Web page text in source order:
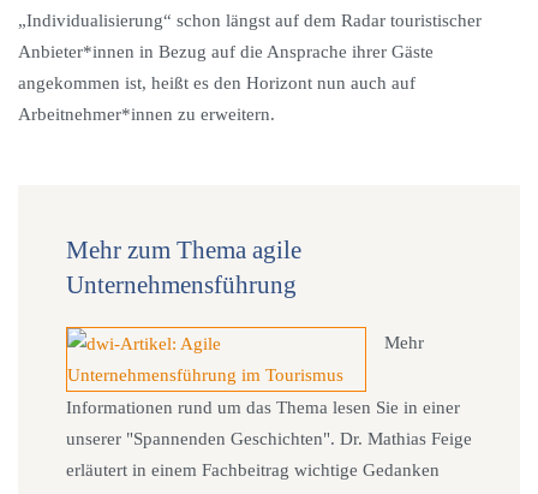
„Individualisierung“ schon längst auf dem Radar touristischer
Anbieter*innen in Bezug auf die Ansprache ihrer Gäste
angekommen ist, heißt es den Horizont nun auch auf
Arbeitnehmer*innen zu erweitern.
Mehr zum Thema agile
Unternehmensführung
Mehr
Informationen rund um das Thema lesen Sie in einer
unserer "Spannenden Geschichten". Dr. Mathias Feige
erläutert in einem Fachbeitrag wichtige Gedanken